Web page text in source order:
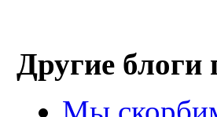
Другие блоги